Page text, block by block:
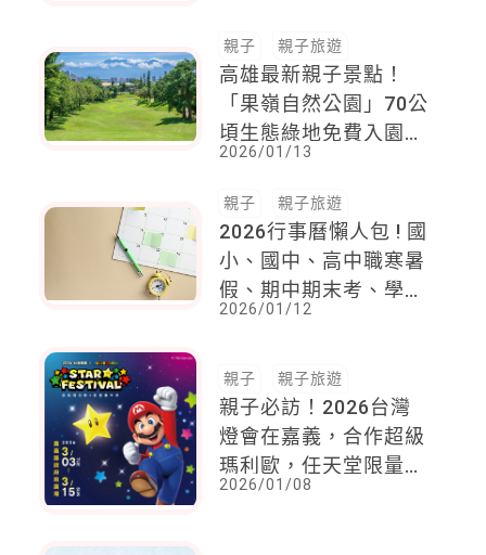
親子 親子旅遊
高雄最新親子景點！
「果嶺自然公園」70公
頃生態綠地免費入園，
陪孩子走進大自然的教
室
2026/01/13
親子 親子旅遊
2026行事曆懶人包 ! 國
小、國中、高中職寒暑
假、期中期末考、學測
考試一覽！爸媽一次掌
2026/01/12
親子 親子旅遊
親子必訪！2026台灣
燈會在嘉義，合作超級
瑪利歐，任天堂限量
「磚塊小提燈」免費領
2026/01/08